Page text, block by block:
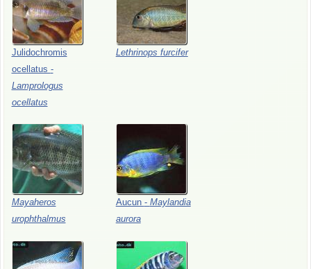
Julidochromis
ocellatus -
Lamprologus
ocellatus
Lethrinops furcifer
Mayaheros
urophthalmus
Aucun - Maylandia
aurora